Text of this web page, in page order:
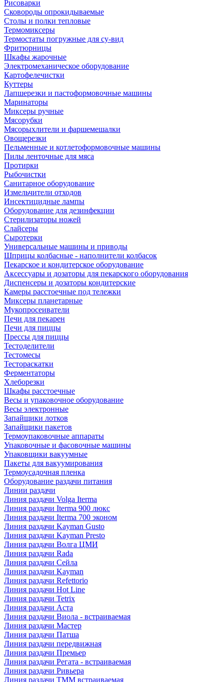
Рисоварки
Сковороды опрокидываемые
Столы и полки тепловые
Термомиксеры
Термостаты погружные для су-вид
Фритюрницы
Шкафы жарочные
Электромеханическое оборудование
Картофелечистки
Куттеры
Лапшерезки и пастоформовочные машины
Маринаторы
Миксеры ручные
Мясорубки
Мясорыхлители и фаршемешалки
Овощерезки
Пельменные и котлетоформовочные машины
Пилы ленточные для мяса
Протирки
Рыбочистки
Санитарное оборудование
Измельчители отходов
Инсектицидные лампы
Оборудование для дезинфекции
Стерилизаторы ножей
Слайсеры
Сыротерки
Универсальные машины и приводы
Шприцы колбасные - наполнители колбасок
Пекарское и кондитерское оборудование
Аксессуары и дозаторы для пекарского оборудования
Диспенсеры и дозаторы кондитерские
Камеры расстоечные под тележки
Миксеры планетарные
Мукопросеиватели
Печи для пекарен
Печи для пиццы
Прессы для пиццы
Тестоделители
Тестомесы
Тестораскатки
Ферментаторы
Хлеборезки
Шкафы расстоечные
Весы и упаковочное оборудование
Весы электронные
Запайщики лотков
Запайщики пакетов
Термоупаковочные аппараты
Упаковочные и фасовочные машины
Упаковщики вакуумные
Пакеты для вакуумирования
Термоусадочная пленка
Оборудование раздачи питания
Линии раздачи
Линия раздачи Volga Iterma
Линия раздачи Iterma 900 люкс
Линия раздачи Iterma 700 эконом
Линия раздачи Kayman Gusto
Линия раздачи Kayman Presto
Линия раздачи Волга ЦМИ
Линия раздачи Rada
Линия раздачи Сейла
Линия раздачи Kayman
Линия раздачи Refettorio
Линия раздачи Hot Line
Линия раздачи Tetrix
Линия раздачи Аста
Линия раздачи Виола - встраиваемая
Линия раздачи Мастер
Линия раздачи Патша
Линия раздачи передвижная
Линия раздачи Премьер
Линия раздачи Регата - встраиваемая
Линия раздачи Ривьера
Линия раздачи ТММ встраиваемая